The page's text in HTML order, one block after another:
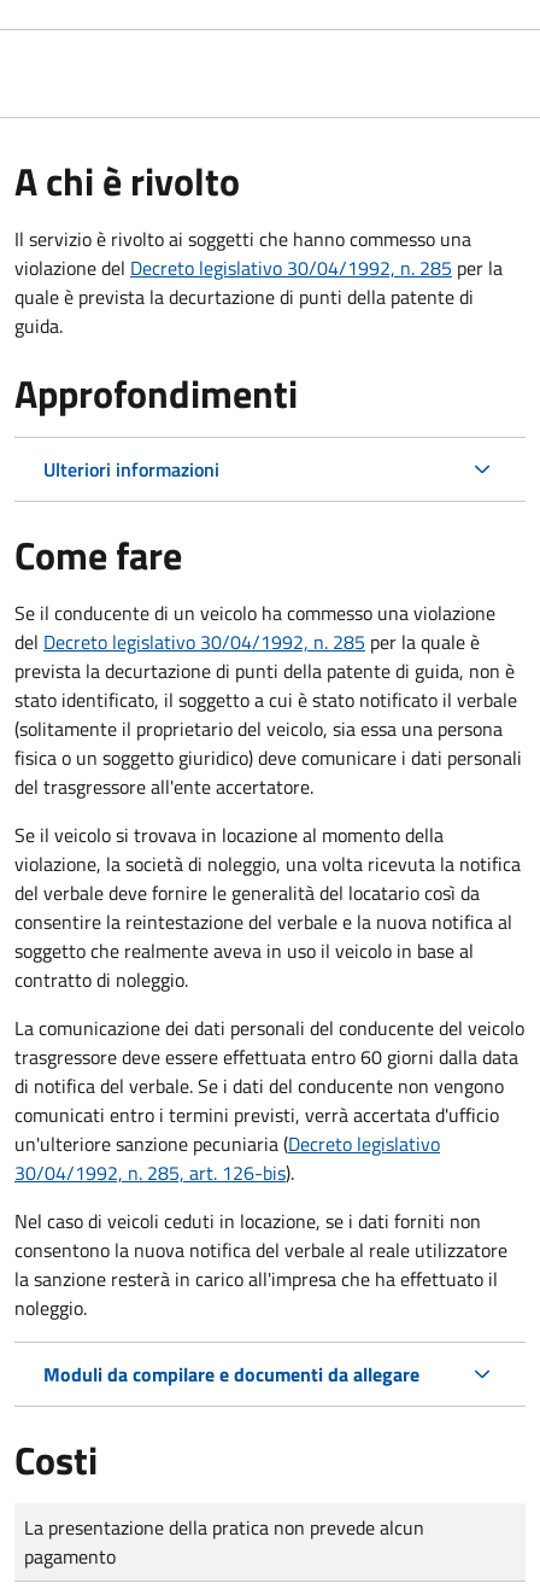
A chi è rivolto
Il servizio è rivolto ai soggetti che hanno commesso una
violazione del Decreto legislativo 30/04/1992, n. 285 per la
quale è prevista la decurtazione di punti della patente di
guida.
Approfondimenti
Ulteriori informazioni
Come fare
Se il conducente di un veicolo ha commesso una violazione
del Decreto legislativo 30/04/1992, n. 285 per la quale è
prevista la decurtazione di punti della patente di guida, non è
stato identificato, il soggetto a cui è stato notificato il verbale
(solitamente il proprietario del veicolo, sia essa una persona
fisica o un soggetto giuridico) deve comunicare i dati personali
del trasgressore all'ente accertatore.
Se il veicolo si trovava in locazione al momento della
violazione, la società di noleggio, una volta ricevuta la notifica
del verbale deve fornire le generalità del locatario così da
consentire la reintestazione del verbale e la nuova notifica al
soggetto che realmente aveva in uso il veicolo in base al
contratto di noleggio.
La comunicazione dei dati personali del conducente del veicolo
trasgressore deve essere effettuata entro 60 giorni dalla data
di notifica del verbale.Se i dati del conducente non vengono
comunicati entro i termini previsti, verrà accertata d'ufficio
un'ulteriore sanzione pecuniaria (Decreto legislativo
30/04/1992, n. 285, art. 126-bis).
Nel caso di veicoli ceduti in locazione, se i dati forniti non
consentono la nuova notifica del verbale al reale utilizzatore
la sanzione resterà in carico all'impresa che ha effettuato il
noleggio.
Moduli da compilare e documenti da allegare
Costi
Tipo di pagamento
Importo
La presentazione della pratica non prevede alcun
pagamento